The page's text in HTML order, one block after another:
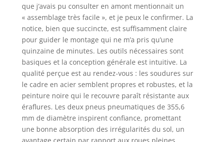
Conception de
pneus fiables : Ce
chariot de
déplacement de
remorque est
équipé de pneus
pneumatiques de
grande taille de
355,6 mm,
capables de rouler
en douceur sur les
prairies, le sable,
les routes en
que j’avais pu consulter en amont mentionnait un
« assemblage très facile », et je peux le confirmer. La
notice, bien que succincte, est suffisamment claire
pour guider le montage qui ne m’a pris qu’une
quinzaine de minutes. Les outils nécessaires sont
basiques et la conception générale est intuitive. La
qualité perçue est au rendez-vous : les soudures sur
le cadre en acier semblent propres et robustes, et la
peinture noire qui le recouvre paraît résistante aux
éraflures. Les deux pneus pneumatiques de 355,6
mm de diamètre inspirent confiance, promettant
une bonne absorption des irrégularités du sol, un
avantage certain par rapport aux roues pleines